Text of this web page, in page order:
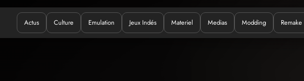
Où ? Quoi ?
Actus Culture Emulation Jeux Indés Materiel Medias Modding Remake